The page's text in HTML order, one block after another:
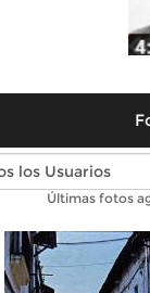
Fotos
Últimas fotos